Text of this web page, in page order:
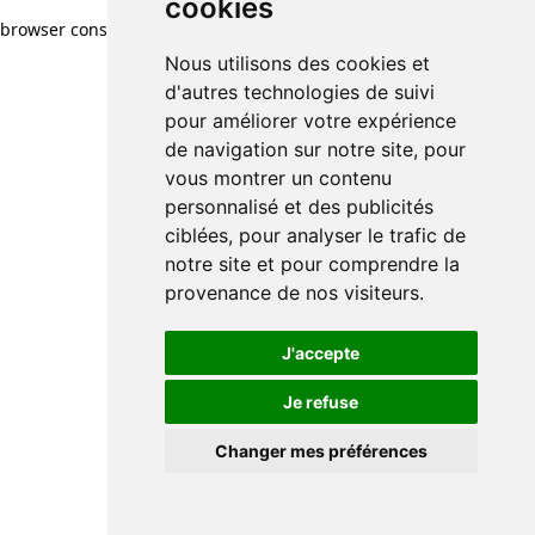
cookies
Nous utilisons des cookies et
d'autres technologies de suivi
pour améliorer votre expérience
de navigation sur notre site, pour
vous montrer un contenu
personnalisé et des publicités
ciblées, pour analyser le trafic de
notre site et pour comprendre la
provenance de nos visiteurs.
J'accepte
Je refuse
Changer mes préférences
cookies
Nous utilisons des cookies et
d'autres technologies de suivi
pour améliorer votre expérience
de navigation sur notre site, pour
vous montrer un contenu
personnalisé et des publicités
ciblées, pour analyser le trafic de
notre site et pour comprendre la
provenance de nos visiteurs.
J'accepte
Je refuse
Changer mes préférences
browser console for more information)